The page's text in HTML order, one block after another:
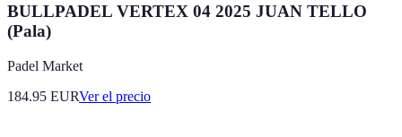
BULLPADEL VERTEX 04 2025 JUAN TELLO
(Pala)
Padel Market
184.95 EURVer el precio